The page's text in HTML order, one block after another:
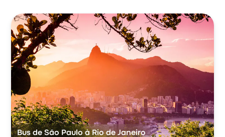
Bus de São Paulo à Rio de Janeiro